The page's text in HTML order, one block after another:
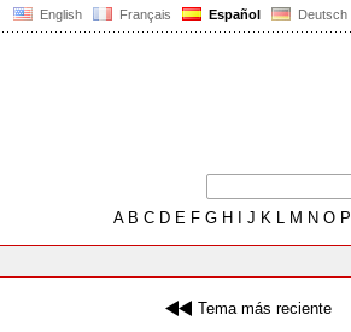
English Français Español Deutsch
AB C D E F G H J K L M N O P
Tema más reciente